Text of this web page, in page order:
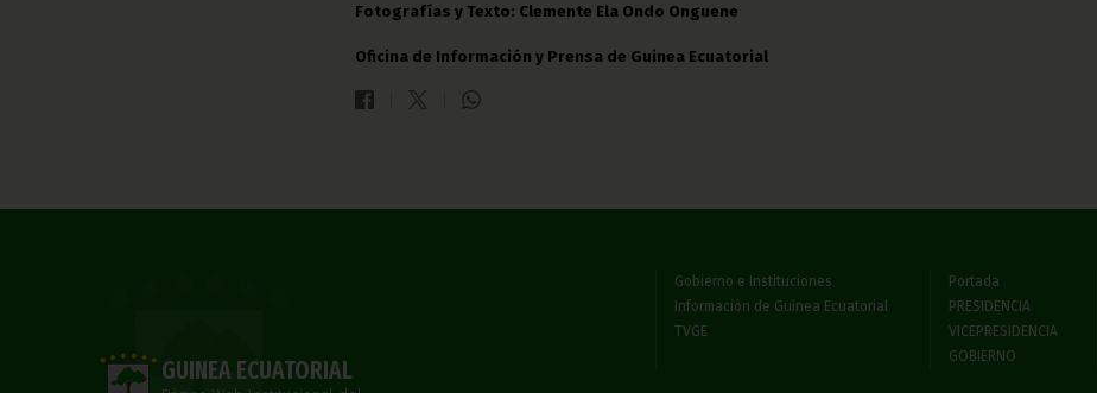
Fotografías y Texto: Clemente Ela Ondo Onguene
Oficina de Información y Prensa de Guinea Ecuatorial
GUINEA ECUATORIAL
Gobierno e Instituciones
Información de Guinea Ecuatorial
TVGE
Portada
PRESIDENCIA
VICEPRESIDENCIA
GOBIERNO